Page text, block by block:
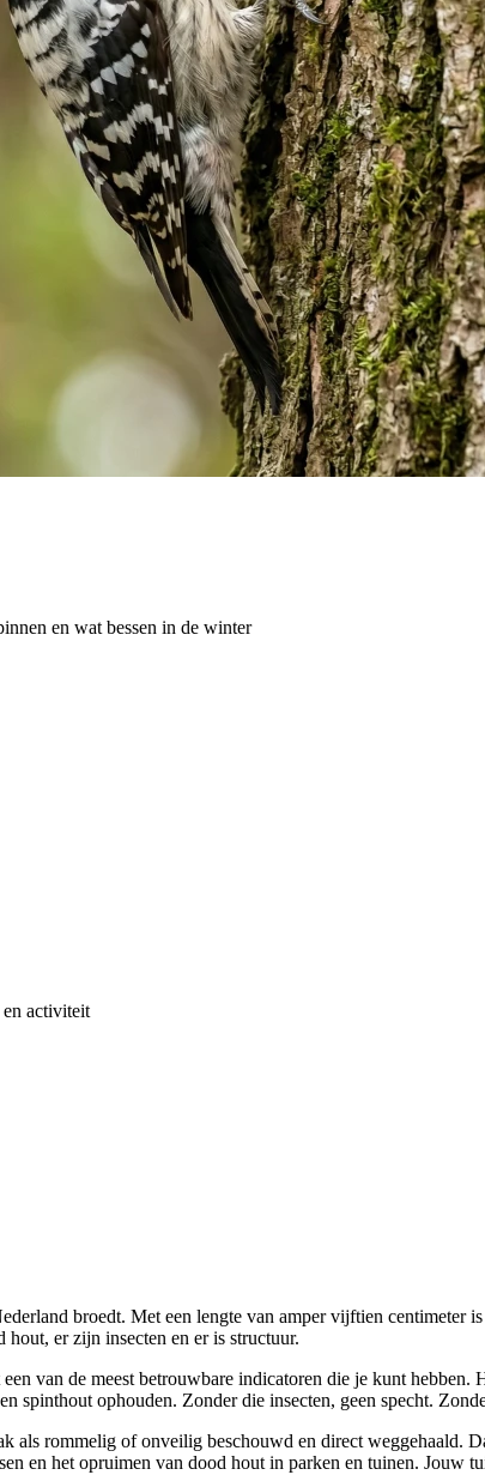
en wat bessen in de winter
activiteit
broedt. Met een lengte van amper vijftien centimeter
er zijn insecten en er is structuur.
van de meest betrouwbare indicatoren die je kunt
spinthout ophouden. Zonder die insecten, geen specht.
als rommelig of onveilig beschouwd en direct weggehaald.
en het opruimen van dood hout in parken en tuinen. Jouw